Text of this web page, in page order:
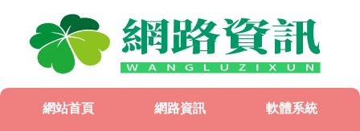
網站首頁 網路資訊 軟體系統